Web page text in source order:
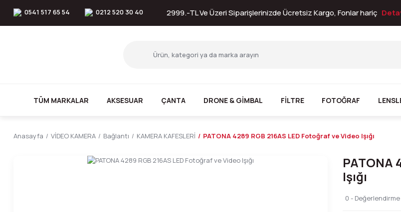
0541 517 65 54 0212 520 30 40 2999.-TL Ve Üzeri Siparişlerinizde Ücretsiz Kargo, Fonlar hariç
TÜM MARKALAR AKSESUAR ÇANTA DRONE & GİMBAL FİLTRE FOTOĞRAF
Anasayfa VİDEO KAMERA Bağlantı KAMERA KAFESLERİ PATONA 4289 RGB 216AS LED Fotoğraf ve Video Işığı
PATONA
Işığı
0 -